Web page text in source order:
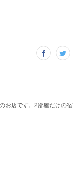
お店です。2部屋だけの